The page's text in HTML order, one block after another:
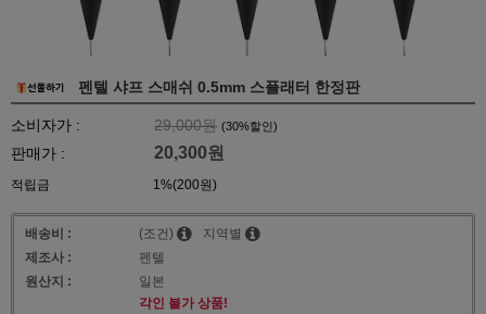
펜텔 샤프 스매쉬 0.5mm 스플래터 한정판
소비자가 : 29,000원 (30%할인)
판매가 : 20,300원
적립금 1%(200원)
배송비 : (조건)
지역별
제조사 :
펜텔
원산지 :
일본
각인 불가 상품!